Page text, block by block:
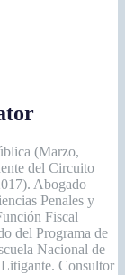
(Marzo,
del Circuito
Abogado
Penales y
Fiscal
del Programa de
Nacional de
Consultor